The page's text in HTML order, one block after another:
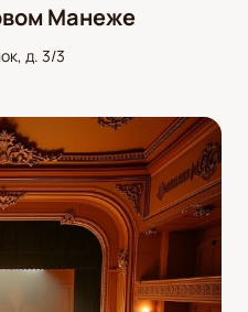
Манеже
д. 3/3